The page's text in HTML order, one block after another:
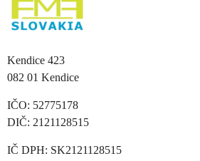
Kendice 423
082 01 Kendice
IČO: 52775178
DIČ: 2121128515
IČ DPH: SK2121128515